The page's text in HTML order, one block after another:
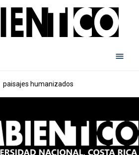
paisajes humanizados